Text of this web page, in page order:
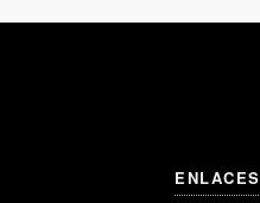
ENLACES